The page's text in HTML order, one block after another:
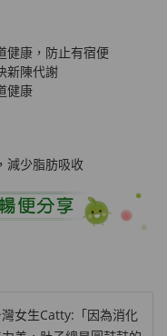
健康，防止有宿便
新陳代謝
健康
減少脂肪吸收
女生Catty:「因為消化